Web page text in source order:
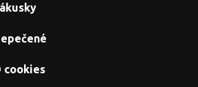
cookies